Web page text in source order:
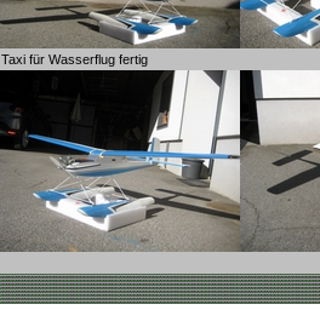
Taxi für Wasserflug fertig